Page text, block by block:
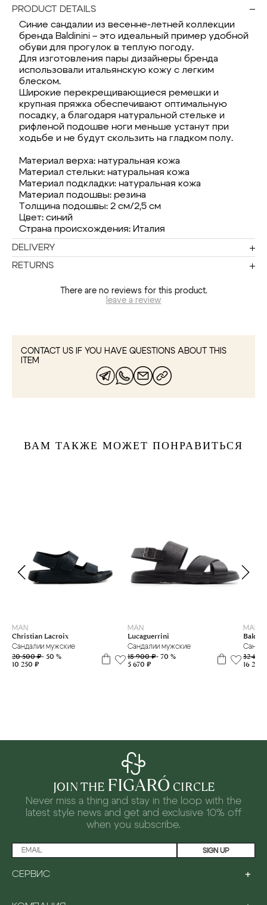
PRODUCT DETAILS
Синие сандалии из весенне-летней коллекции
бренда Baldinini – это идеальный пример удобной
обуви для прогулок в теплую погоду.
Для изготовления пары дизайнеры бренда
использовали итальянскую кожу с легким
блеском.
Широкие перекрещивающиеся ремешки и
крупная пряжка обеспечивают оптимальную
посадку, а благодаря натуральной стельке и
рифленой подошве ноги меньше устанут при
ходьбе и не будут скользить на гладком полу.
Материал верха: натуральная кожа
Материал стельки: натуральная кожа
Материал подкладки: натуральная кожа
Материал подошвы: резина
Толщина подошвы: 2 см/2,5 см
Цвет: синий
Страна происхождения: Италия
DELIVERY
RETURNS
There are no reviews for this product.
leave a review
CONTACT US IF YOU HAVE QUESTIONS ABOUT THIS
ITEM
ВАМ ТАКЖЕ МОЖЕТ ПОНРАВИТЬСЯ
MAN
Christian Lacroix
Сандалии мужские
20 500 ₽- 50 %
10 250 ₽
MAN
Lucaguerrini
Сандалии мужские
18 900 ₽- 70 %
5 670 ₽
MAN
32 400
16 200
СЕРВИС +
JOIN THE FIGARÓ CIRCLE
Never miss a thing and stay in the loop with the
latest style news and get and exclusive 10% off
when you subscribe.
SIGN UP